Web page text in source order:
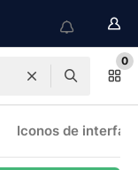
0
Iconos de interfaz